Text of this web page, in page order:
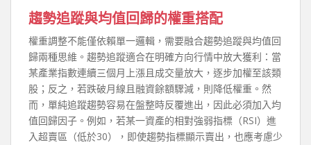
趨勢追蹤與均值回歸的權重搭配
權重調整不能僅依賴單一邏輯，需要融合趨勢追蹤與均值回
歸兩種思維。趨勢追蹤適合在明確方向行情中放大獲利：當
某產業指數連續三個月上漲且成交量放大，逐步加權至該類
股；反之，若跌破月線且融資餘額驟減，則降低權重。然
而，單純追蹤趨勢容易在盤整時反覆進出，因此必須加入均
值回歸因子。例如，若某一資產的相對強弱指標（RSI）進
入超賣區（低於30），即使趨勢指標顯示賣出，也應考慮少